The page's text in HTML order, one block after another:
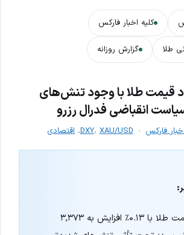
کلیه اخبار فارکس
طلا گزارش روزانه
قیمت طلا با وجود تنش‌های
انقباضی فدرال رزرو
فارکس DXY، XAU/USD ، اقتصادی
قیمت طلا با ۰.۱۳٪ افزایش به ۳,۳۷۳